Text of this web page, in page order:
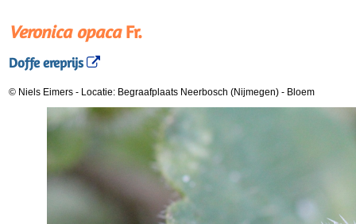
Veronica opacaFr.
Doffe ereprijs
© Niels Eimers - Locatie: Begraafplaats Neerbosch (Nijmegen) - Bloem